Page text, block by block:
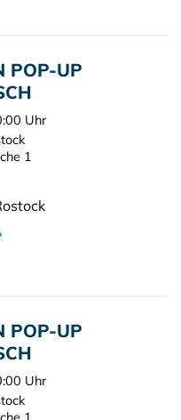
POP-UP
Uhr
1
POP-UP
Uhr